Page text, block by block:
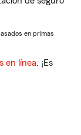
en primas
en línea. ¡Es